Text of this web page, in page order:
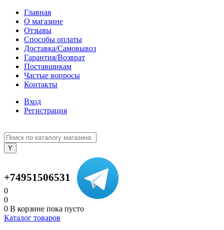
Главная
О магазине
Отзывы
Способы оплаты
Доставка/Самовывоз
Гарантия/Возврат
Поставщикам
Частые вопросы
Контакты
Вход
Регистрация
+74951506531
0
0
0 В корзине пока пусто
Каталог товаров